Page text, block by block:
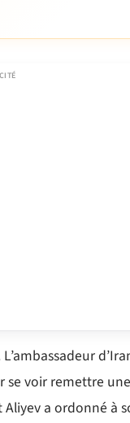
se voir remettre
a ordonné à